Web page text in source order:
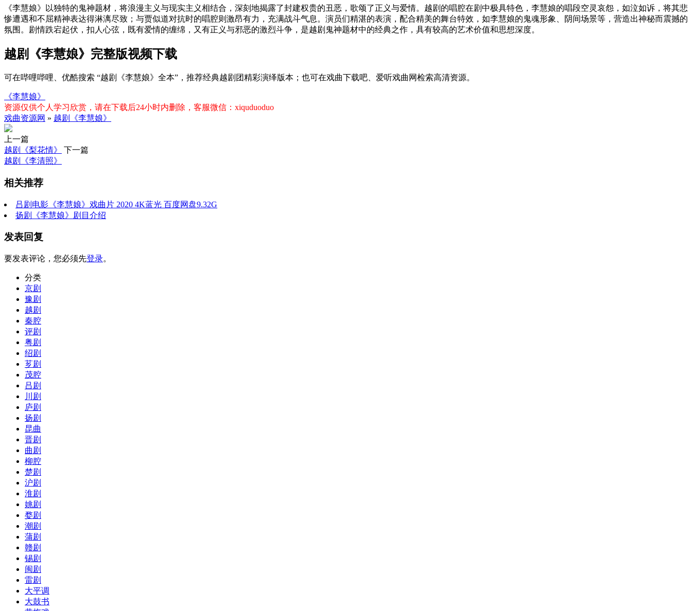
《李慧娘》以独特的鬼神题材，将浪漫主义与现实主义相结合，深刻地揭露了封建权贵的丑恶，歌颂了正义与爱情。越剧的唱腔在剧中极具特色，李慧娘的唱段空灵哀怨，如泣如诉，将其悲
惨遭遇和不屈精神表达得淋漓尽致；与贾似道对抗时的唱腔则激昂有力，充满战斗气息。演员们精湛的表演，配合精美的舞台特效，如李慧娘的鬼魂形象、阴间场景等，营造出神秘而震撼的
氛围。剧情跌宕起伏，扣人心弦，既有爱情的缠绵，又有正义与邪恶的激烈斗争，是越剧鬼神题材中的经典之作，具有较高的艺术价值和思想深度。
越剧《李慧娘》完整版视频下载
可在哔哩哔哩、优酷搜索 “越剧《李慧娘》全本”，推荐经典越剧团精彩演绎版本；也可在戏曲下载吧、爱听戏曲网检索高清资源。
《李慧娘》
资源仅供个人学习欣赏，请在下载后24小时内删除，客服微信：xiquduoduo
戏曲资源网 » 越剧《李慧娘》
上一篇
越剧《梨花情》
下一篇
越剧《李清照》
相关推荐
吕剧电影《李慧娘》戏曲片 2020 4K蓝光 百度网盘9.32G
扬剧《李慧娘》剧目介绍
发表回复
要发表评论，您必须先登录。
分类
京剧
豫剧
越剧
秦腔
评剧
粤剧
绍剧
芗剧
茂腔
吕剧
川剧
庐剧
扬剧
昆曲
晋剧
曲剧
柳腔
楚剧
沪剧
淮剧
姚剧
婺剧
潮剧
蒲剧
赣剧
锡剧
闽剧
雷剧
大平调
大鼓书